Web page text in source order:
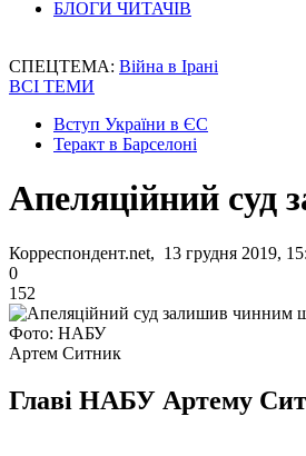
БЛОГИ ЧИТАЧІВ
СПЕЦТЕМА: Війна в Ірані
ВСІ ТЕМИ
Вступ України в ЄС
Теракт в Барселоні
Апеляційний
Корреспондент.net, 13 грудня 2019,
0
152
Фото: НАБУ
Артем Ситник
Главі НАБУ Артему